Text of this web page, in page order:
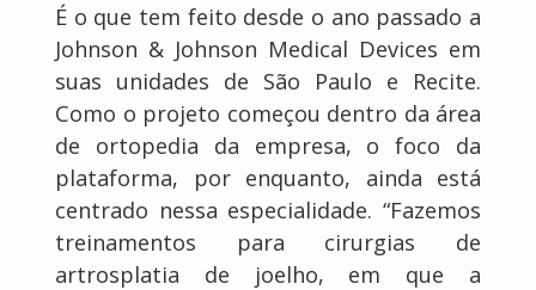
É o que tem feito desde o ano passado a
Johnson & Johnson Medical Devices em
suas unidades de São Paulo e Recite.
Como o projeto começou dentro da área
de ortopedia da empresa, o foco da
plataforma, por enquanto, ainda está
centrado nessa especialidade. “Fazemos
treinamentos para cirurgias de
artrosplatia de joelho, em que a